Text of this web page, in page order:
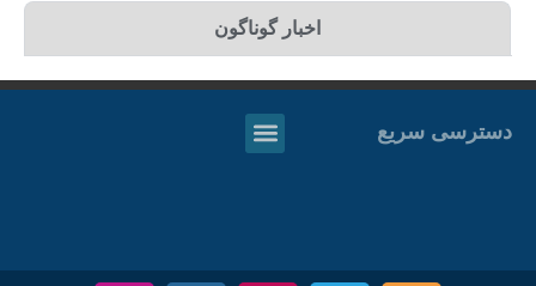
اخبار گوناگون
دسترسی سریع